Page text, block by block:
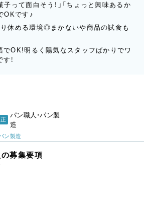
子って面白そう！」「ちょっと興味あるか
OKです♪
休める環境◎まかないや商品の試食も
でOK!明るく陽気なスタッフばかりでワ
！
正
パン職人・パン製
造
ン製造
募集要項